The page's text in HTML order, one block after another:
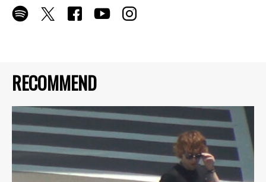
RECOMMEND